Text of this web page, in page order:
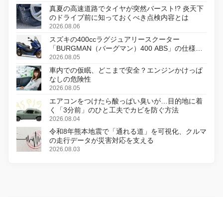
真夏の高速道路でタイヤが突然バースト!? 炎天下
のドライブ前に知っておくべき点検内容とは
2026.08.06
スズキの400ccラグジュアリースクーター
「BURGMAN（バーグマン）400 ABS」の仕様を
変更し、8月18日に発売
2026.08.05
車内での仮眠、どこまで安全？エンジンかけっぱ
なしの危険性
2026.08.05
エアコンをつけたら酸っぱい臭いが…目的地に着
く「3分前」のひと工夫でカビを防ぐ方法
2026.08.04
令和8年熊本地震で「通れる道」を可視化、クルマ
の走行データが災害対応を支える
2026.08.03